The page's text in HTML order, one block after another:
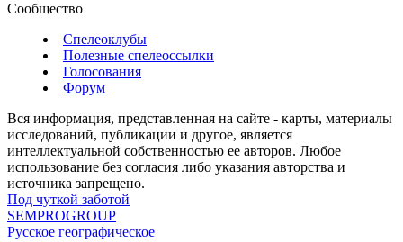
Сообщество
Спелеоклубы
Полезные спелеоссылки
Голосования
Форум
Вся информация, представленная на сайте - карты, материалы
исследований, публикации и другое, является
интеллектуальной собственностью ее авторов. Любое
использование без согласия либо указания авторства и
источника запрещено.
Под чуткой заботой
SEMPROGROUP
Русское географическое